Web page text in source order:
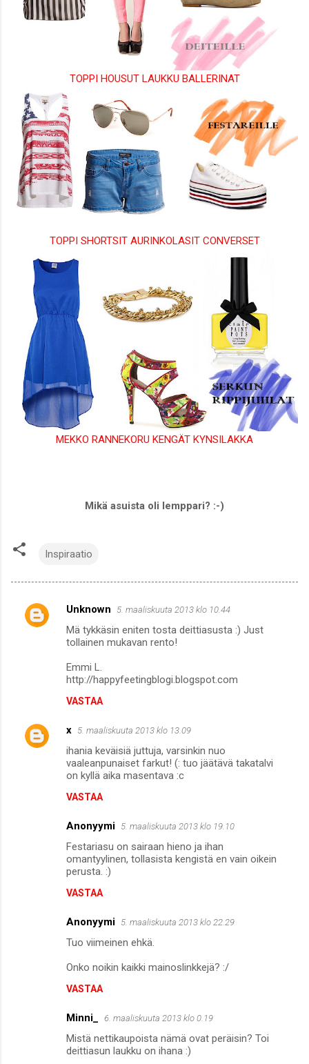
TOPPI HOUSUT LAUKKU BALLERINAT
TOPPI SHORTSIT AURINKOLASIT CONVERSET
MEKKO RANNEKORU KENGÄT KYNSILAKKA
Mikä asuista oli lemppari? :-)
Inspiraatio
K
t
Unknown 5. maaliskuuta 2013 klo 10.44
Mä tykkäsin eniten tosta deittiasusta :) Just
tollainen mukavan rento!
Emmi L.
http://happyfeetingblogi.blogspot.com
VASTAA
x 5. maaliskuuta 2013 klo 13.09
ihania keväisiä juttuja, varsinkin nuo
vaaleanpunaiset farkut! (: tuo jäätävä takatalvi
on kyllä aika masentava :c
VASTAA
Anonyymi 5. maaliskuuta 2013 klo 19.10
Festariasu on sairaan hieno ja ihan
omantyylinen, tollasista kengistä en vain oikein
perusta. :)
VASTAA
Anonyymi 5. maaliskuuta 2013 klo 22.29
Tuo viimeinen ehkä.
Onko noikin kaikki mainoslinkkejä? :/
VASTAA
Minni_ 6. maaliskuuta 2013 klo 0.19
Mistä nettikaupoista nämä ovat peräisin? Toi
deittiasun laukku on ihana :)